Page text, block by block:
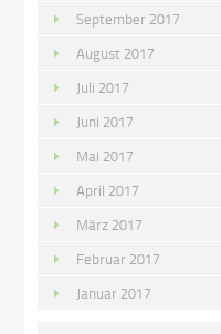
September 2017
August 2017
Juli 2017
Juni 2017
Mai 2017
April 2017
März 2017
Februar 2017
Januar 2017